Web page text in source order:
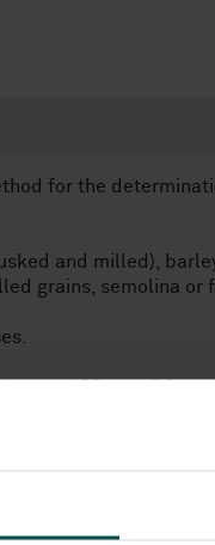
for the
and milled),
grains, semolina or
see ISO 6540[5];